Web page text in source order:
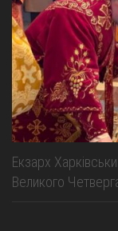
Екзарх
Великого